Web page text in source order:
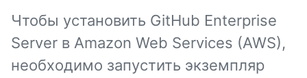
Чтобы установить GitHub Enterprise
Server в Amazon Web Services (AWS),
необходимо запустить экземпляр